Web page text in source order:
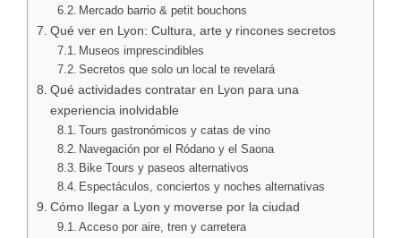
Mercado barrio & petit bouchons
Qué ver en Lyon: Cultura, arte y rincones secretos
Museos imprescindibles
Secretos que solo un local te revelará
Qué actividades contratar en Lyon para una
experiencia inolvidable
Tours gastronómicos y catas de vino
Navegación por el Ródano y el Saona
Bike Tours y paseos alternativos
Espectáculos, conciertos y noches alternativas
Cómo llegar a Lyon y moverse por la ciudad
Acceso por aire, tren y carretera